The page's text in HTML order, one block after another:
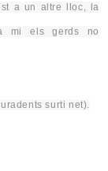
a un altre lloc, la
mi els gerds no
surti net).